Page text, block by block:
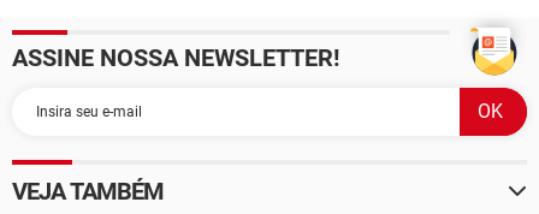
ASSINE NOSSA NEWSLETTER!
VEJA TAMBÉM